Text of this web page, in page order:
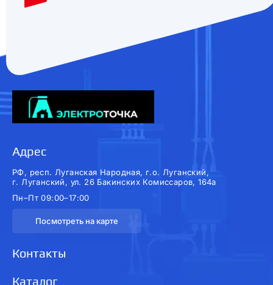
Адрес
РФ, респ. Луганская Народная, г.о. Луганский,
г. Луганский, ул. 26 Бакинских Комиссаров, 164а
Пн–Пт 09:00–17:00
Посмотреть на карте
Каталог
Контакты